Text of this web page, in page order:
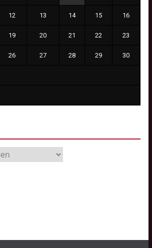
12 13 14 15 16
19 20 21 22 23
26 27 28 29 30